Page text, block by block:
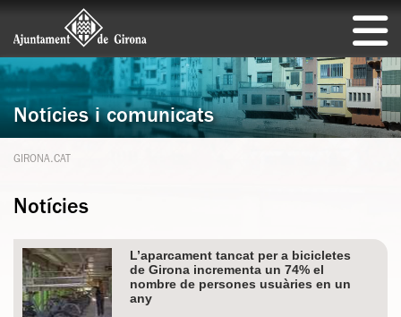
Notícies i comunicats
GIRONA.CAT
Notícies
L’aparcament tancat per a bicicletes
de Girona incrementa un 74% el
nombre de persones usuàries en un
any